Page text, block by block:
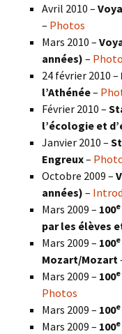
Avril 2010 –
– Photos
Mars 2010 –
années) –
24 février 2010 –
l’Athénée–
Février 2010 –
l’écologie et
Janvier 2010 –
Engreux–
Octobre 2009 –
années) –
Mars 2009 – 100e
par les élèves
Mars 2009 – 100e
Mozart/Mozart
Mars 2009 – 100e
Photos
Mars 2009 – 100e
Mars 2009 – 100e